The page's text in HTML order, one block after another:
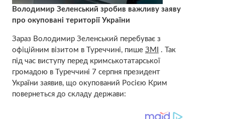
Володимир Зеленський зробив важливу заяву
про окуповані території України
Зараз Володимир Зеленський перебуває з
офіційним візитом в Туреччині, пише ЗМІ
. Так
під час виступу перед кримськотатарської
громадою в Туреччині 7 серпня президент
України заявив, що окупований Росією Крим
повернеться до складу держави: